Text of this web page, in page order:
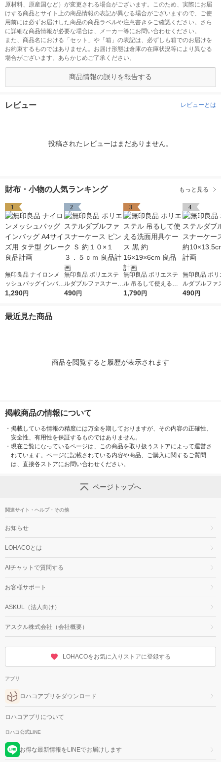
原材料、原産国など）が変更される場合がございます。このため、実際にお届
けする商品とサイト上の商品情報の表記が異なる場合がございますので、ご使
用前には必ずお届けした商品の商品ラベルや注意書きをご確認ください。さら
に詳細な商品情報が必要な場合は、メーカー等にお問い合わせください。
また、商品名における「セット」や「箱」の表記は、必ずしも箱でのお届けを
お約束するものではありません。お届け形態は倉庫の在庫状況等により異なる
場合がございます。あらかじめご了承ください。
商品情報の誤りを報告する
レビュー レビューとは
投稿されたレビューはまだありません。
財布・小物の人気ランキング もっと見る
1
無印良品 ナイロンメ
ッシュバッグインバッ
グ A4サイズ用 タテ型
1,290円
2
無印良品 ポリエステ
ルダブルファスナーケ
ース ピンク Ｓ 約１０
490円
3
無印良品 ポリエステ
ル 吊るして使える洗
面用具ケース 黒 約16
1,790円
4
無印良品 ポリ
ルダブルファ
ース S 黒 約
490円
最近見た商品
商品を閲覧すると履歴が表示されます
掲載商品の情報について
・ 掲載している情報の精度には万全を期しておりますが、その内容の正確性、
安全性、有用性を保証するものではありません。
・ 現在ご覧になっているページは、この商品を取り扱うストアによって運営さ
れています。ページに記載されている内容や商品、ご購入に関するご質問
は、直接各ストアにお問い合わせください。
ページトップへ
関連サイト・ヘルプ・その他
お知らせ
LOHACOとは
AIチャットで質問する
お客様サポート
ASKUL（法人向け）
アスクル株式会社（会社概要）
LOHACOをお気に入りストアに登録する
アプリ
ロハコアプリをダウンロード
ロハコアプリについて
ロハコ公式LINE
お得な最新情報をLINEでお届けします